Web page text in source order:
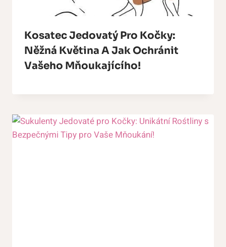
Kosatec Jedovatý Pro Kočky:
Něžná Květina A Jak Ochránit
Vašeho Mňoukajícího!